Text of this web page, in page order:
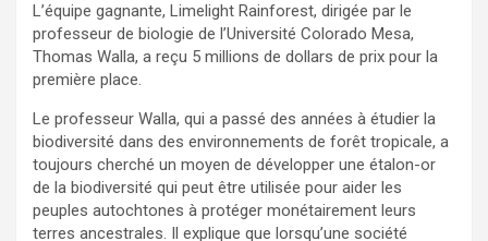
L’équipe gagnante, Limelight Rainforest, dirigée par le
professeur de biologie de l’Université Colorado Mesa,
Thomas Walla, a reçu 5 millions de dollars de prix pour la
première place.
Le professeur Walla, qui a passé des années à étudier la
biodiversité dans des environnements de forêt tropicale, a
toujours cherché un moyen de développer une étalon-or
de la biodiversité qui peut être utilisée pour aider les
peuples autochtones à protéger monétairement leurs
terres ancestrales. Il explique que lorsqu’une société